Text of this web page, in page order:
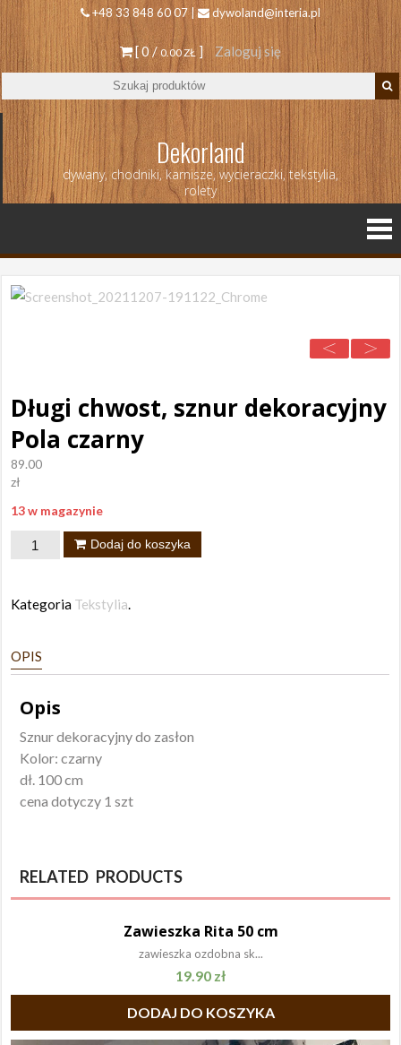
+48 33 848 60 07 | dywoland@interia.pl
[ 0 /0.00 ZŁ ] Zaloguj się
Dekorland
dywany, chodniki, karnisze, wycieraczki, tekstylia,
rolety
Długi chwost, sznur dekoracyjny
Pola czarny
89.00
zł
13 w magazynie
ilość
sznur
Pola
Dodaj do koszyka
Kategoria Tekstylia.
OPIS
Opis
Sznur dekoracyjny do zasłon
Kolor: czarny
dł. 100 cm
cena dotyczy 1 szt
RELATED PRODUCTS
Zawieszka Rita 50 cm
zawieszka ozdobna sk...
19.90 zł
DODAJ DO KOSZYKA